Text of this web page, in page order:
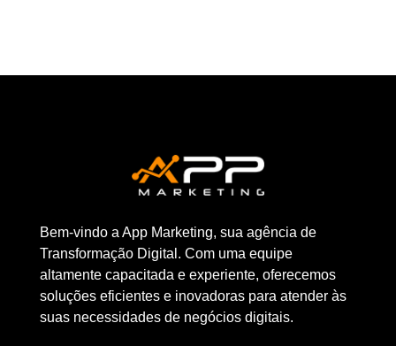
Bem-vindo a App Marketing, sua agência de
Transformação Digital. Com uma equipe
altamente capacitada e experiente, oferecemos
soluções eficientes e inovadoras para atender às
suas necessidades de negócios digitais.